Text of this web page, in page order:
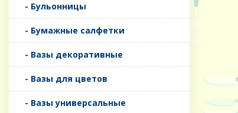
- Бульонницы
- Бумажные салфетки
- Вазы декоративные
- Вазы для цветов
- Вазы универсальные